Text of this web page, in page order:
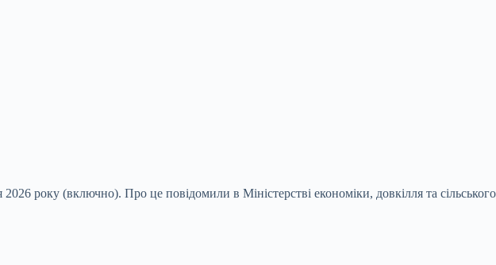
року (включно). Про це повідомили в Міністерстві економіки, довкілля та сільського